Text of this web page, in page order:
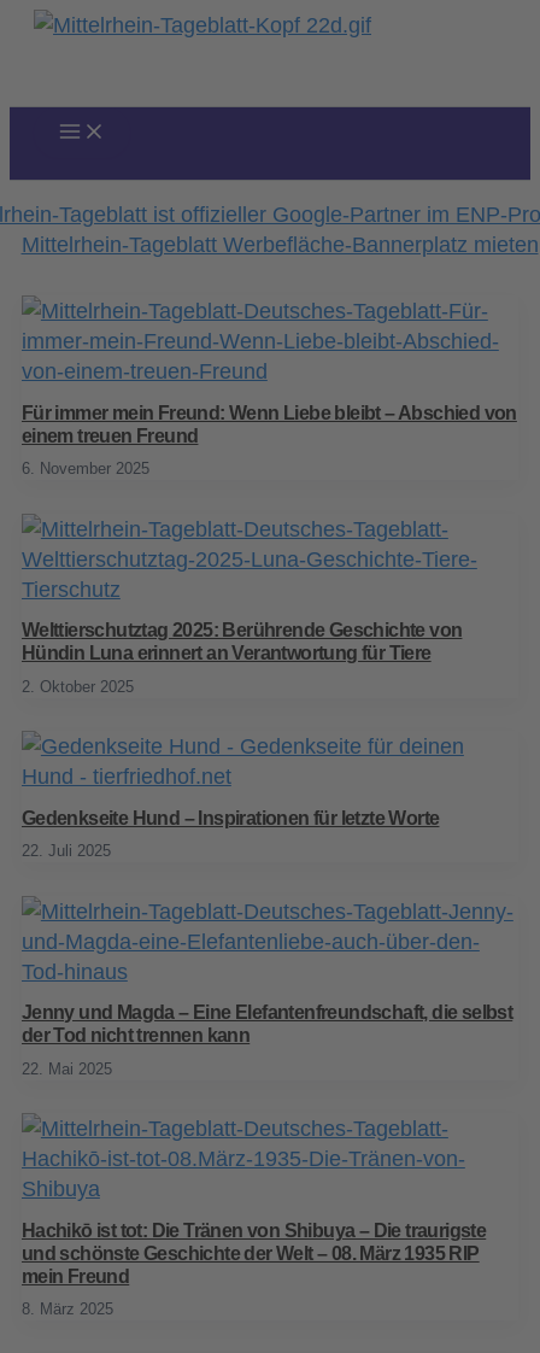
Zum
Für immer mein Freund: Wenn Liebe bleibt – Abschied von
einem treuen Freund
6. November 2025
Welttierschutztag 2025: Berührende Geschichte von
Hündin Luna erinnert an Verantwortung für Tiere
2. Oktober 2025
Gedenkseite Hund – Inspirationen für letzte Worte
22. Juli 2025
Jenny und Magda – Eine Elefantenfreundschaft, die selbst
der Tod nicht trennen kann
22. Mai 2025
Hachikō ist tot: Die Tränen von Shibuya – Die traurigste
und schönste Geschichte der Welt – 08. März 1935 RIP
mein Freund
8. März 2025